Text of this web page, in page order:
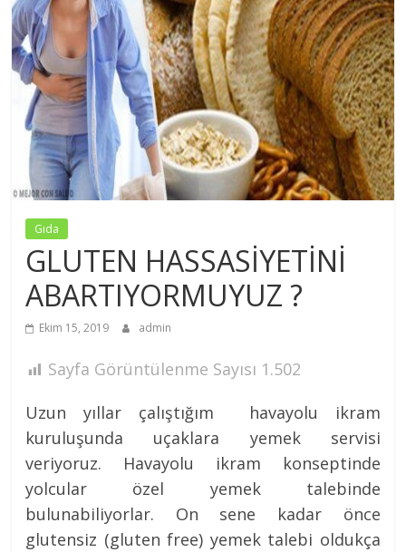
Notları
Prof.
Dr.
Nezih
MÜFTÜGİL
Gıda
GLUTEN HASSASİYETİNİ
ABARTIYORMUYUZ ?
Ekim 15, 2019 admin
Sayfa Görüntülenme Sayısı 1.502
Uzun yıllar çalıştığım havayolu ikram
kuruluşunda uçaklara yemek servisi
veriyoruz. Havayolu ikram konseptinde
yolcular özel yemek talebinde
bulunabiliyorlar. On sene kadar önce
glutensiz (gluten free) yemek talebi oldukça